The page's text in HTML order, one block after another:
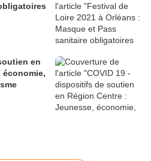
en
économie,